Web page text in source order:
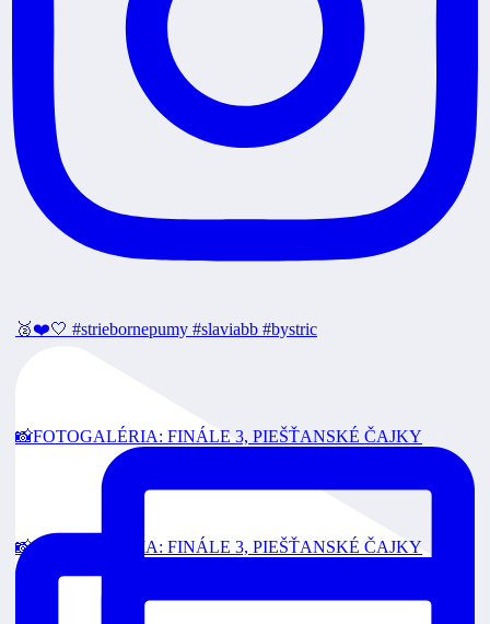
🥈❤️🤍 #striebornepumy #slaviabb #bystric
📸FOTOGALÉRIA: FINÁLE 3, PIEŠŤANSKÉ ČAJKY
📸FOTOGALÉRIA: FINÁLE 3, PIEŠŤANSKÉ ČAJKY